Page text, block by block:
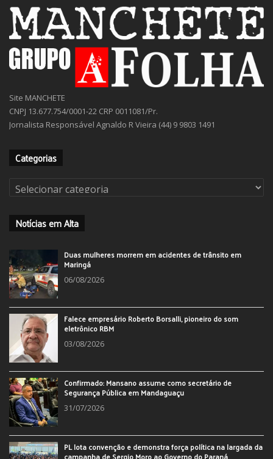
Site MANCHETE
CNPJ 13.677.754/0001-22 CRP 0011081/Pr.
Jornalista Responsável Agnaldo R Vieira (44) 9 9803 1491
Categorias
Categorias
Notícias em Alta
Duas mulheres morrem em acidentes de trânsito em
Maringá
06/08/2026
Falece empresário Roberto Borsalli, pioneiro do som
eletrônico RBM
03/08/2026
Confirmado: Mansano assume como secretário de
Segurança Pública em Mandaguaçu
31/07/2026
PL lota convenção e demonstra força política na largada da